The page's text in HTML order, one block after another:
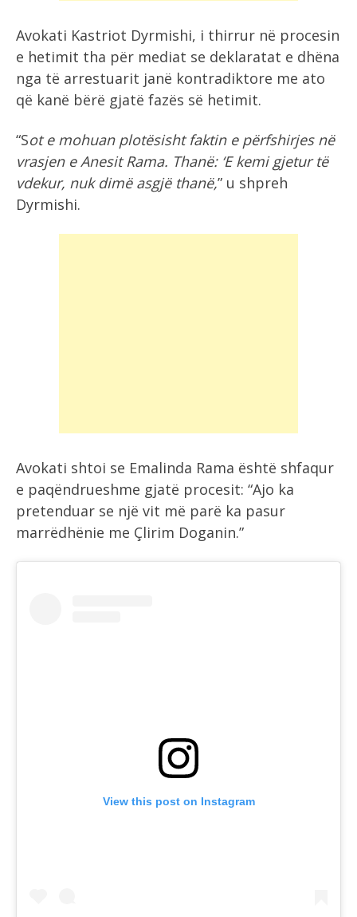
Avokati Kastriot Dyrmishi, i thirrur në procesin
e hetimit tha për mediat se deklaratat e dhëna
nga të arrestuarit janë kontradiktore me ato
që kanë bërë gjatë fazës së hetimit.
“Sot e mohuan plotësisht faktin e përfshirjes në
vrasjen e Anesit Rama. Thanë: ‘E kemi gjetur të
vdekur, nuk dimë asgjë thanë,” u shpreh
Dyrmishi.
Avokati shtoi se Emalinda Rama është shfaqur
e paqëndrueshme gjatë procesit: “Ajo ka
pretenduar se një vit më parë ka pasur
marrëdhënie me Çlirim Doganin.”
View this post on Instagram